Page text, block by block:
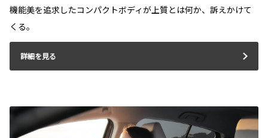
機能美を追求したコンパクトボディが上質とは何か、訴えかけて
くる。
詳細を見る